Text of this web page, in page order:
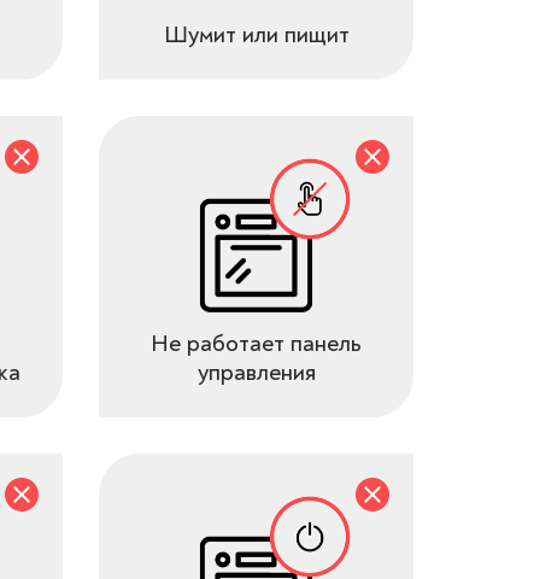
Шумит или пищит
Не работает панель
управления